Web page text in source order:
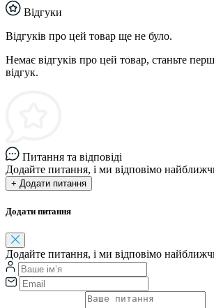
Відгуки
Відгуків про цей товар ще не було.
Немає відгуків про цей товар, станьте
відгук.
Питання та відповіді
Додайте питання, і ми відповімо
+ Додати питання
Додати питання
Додайте питання, і ми відповімо